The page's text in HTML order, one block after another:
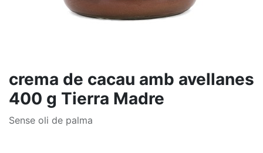
crema de cacau amb avellanes
400 g Tierra Madre
Sense oli de palma